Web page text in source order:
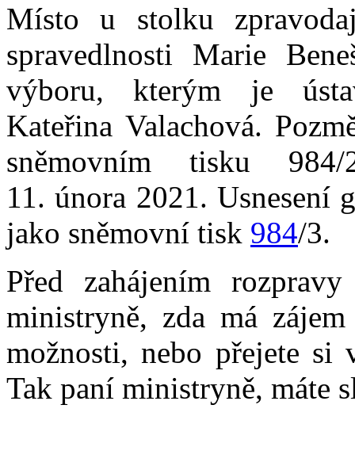
Místo u stolku
spravedlnosti Marie
výboru, kterým je
Kateřina Valachová.
sněmovním tisku
11. února 2021. Usnesení
jako sněmovní tisk 984/3.
Před zahájením
ministryně, zda má
možnosti, nebo přejete si
Tak paní ministryně, máte